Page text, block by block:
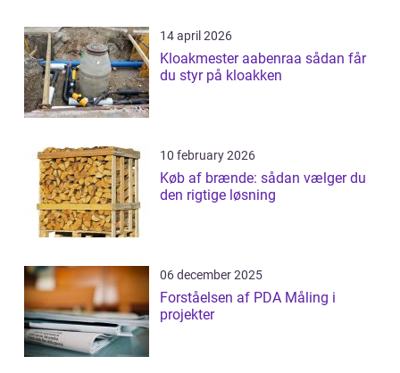
14 april 2026
Kloakmester aabenraa sådan får
du styr på kloakken
10 february 2026
Køb af brænde: sådan vælger du
den rigtige løsning
06 december 2025
Forståelsen af PDA Måling i
projekter